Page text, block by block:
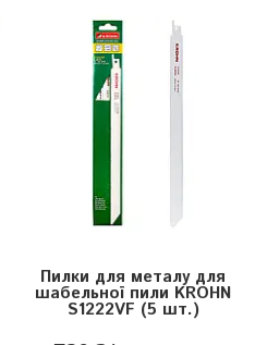
Пилки для металу для
шабельної пили KROHN
S1222VF (5 шт.)